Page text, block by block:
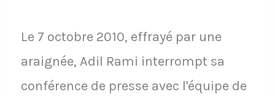
Le 7 octobre 2010, effrayé par une
araignée, Adil Rami interrompt sa
conférence de presse avec l'équipe de